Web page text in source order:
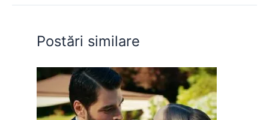
o
o
k
p
p
n
g
er
Postări similare